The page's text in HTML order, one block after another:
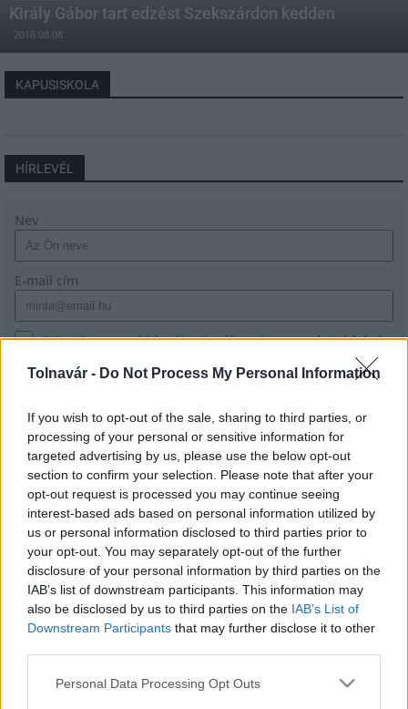
Tolnavár - Do Not Process My Personal Information
If you wish to opt-out of the sale, sharing to third parties, or
processing of your personal or sensitive information for
targeted advertising by us, please use the below opt-out
section to confirm your selection. Please note that after your
opt-out request is processed you may continue seeing
interest-based ads based on personal information utilized by
us or personal information disclosed to third parties prior to
your opt-out. You may separately opt-out of the further
disclosure of your personal information by third parties on the
IAB’s list of downstream participants. This information may
also be disclosed by us to third parties on the IAB’s List of
Downstream Participants that may further disclose it to other
Please note that this website/app uses one or more Google
Personal Data Processing Opt Outs
Király Gábor tart edzést Szekszárdon kedden
2016.08.08
KAPUSISKOLA
HÍRLEVÉL
Név
E-mail cím
Feliratkozom a hírlevélre és elfogadom azadatvédelmi
LEGFRISSEBB
Országos hírek
KECSKEMÉTEN IS SZAKIRÁNYÚ
TOVÁBBKÉPZÉSEKKEL ERŐSÍT A GÁL FERENC
EGYETEM
Országos hírek